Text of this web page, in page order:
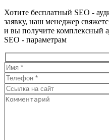
Хотите бесплатный SEO -
заявку, наш менеджер
и вы получите комплексный
SEO - параметрам